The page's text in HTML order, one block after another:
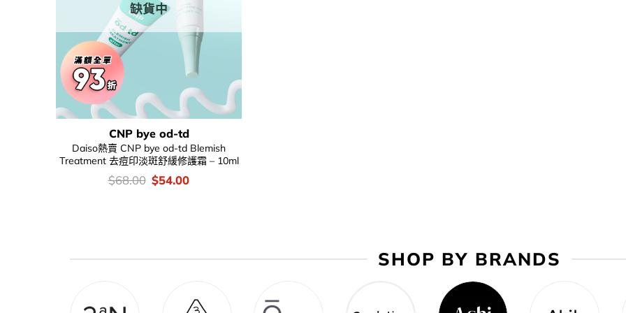
缺貨中
CNP bye od-td
Daiso熱賣 CNP bye od-td Blemish
Treatment 去痘印淡斑舒緩修護霜 – 10ml
價
錢：
$68.00 Original
price
$54.00Current
SHOP BY BRANDS